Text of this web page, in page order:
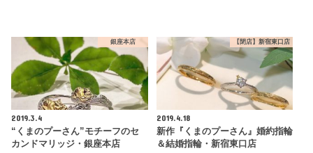
銀座本店
2019.3.4
“くまのプーさん”モチーフのセ
カンドマリッジ・銀座本店
【閉店】新宿東口店
2019.4.18
新作『くまのプーさん』婚約指輪
＆結婚指輪・新宿東口店